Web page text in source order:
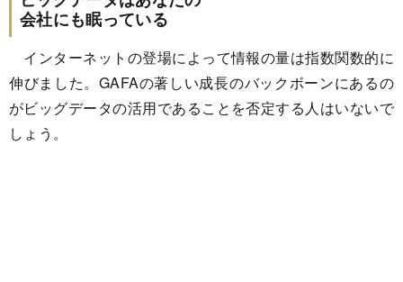
会社にも眠っている
インターネットの登場によって情報の量は指数関数的に
伸びました。GAFAの著しい成長のバックボーンにあるの
がビッグデータの活用であることを否定する人はいないで
しょう。